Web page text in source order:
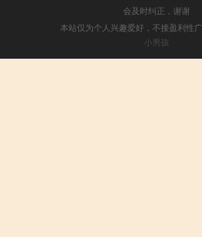
会及时纠正，谢谢
本站仅为个人兴趣爱好，不接盈利性
小男孩